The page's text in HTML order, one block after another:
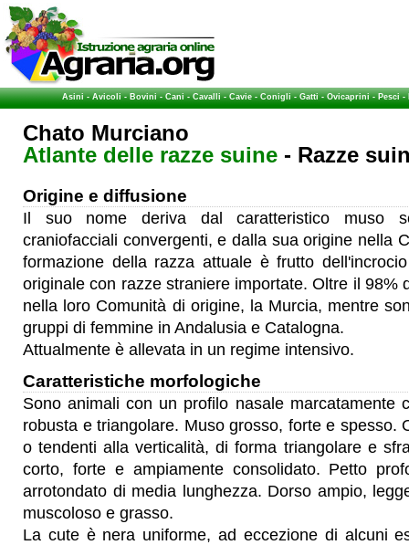
Asini-Avicoli-Bovini-Cani-Cavalli-Cavie-Conigli-Gatti-Ovicaprini-Pesci-
Chato Murciano
Atlante delle razze suine - Razze
Origine e diffusione
Il suo nome deriva dal caratteristico muso
craniofacciali convergenti, e dalla sua origine nella
formazione della razza attuale è frutto
originale con razze straniere importate.Oltre il 98%
nella loro Comunità di origine, la Murcia, mentre
gruppi di femmine in Andalusia e Catalogna.
Attualmente è allevata in un regime intensivo.
Caratteristiche morfologiche
Sono animali con un profilo nasale marcatamente
robusta e triangolare. Muso grosso, forte e spesso.
o tendenti alla verticalità, di forma triangolare e
corto, forte e ampiamente consolidato. Petto
arrotondato di media lunghezza. Dorso ampio,
muscoloso e grasso.
La cute è nera uniforme, ad eccezione di alcuni